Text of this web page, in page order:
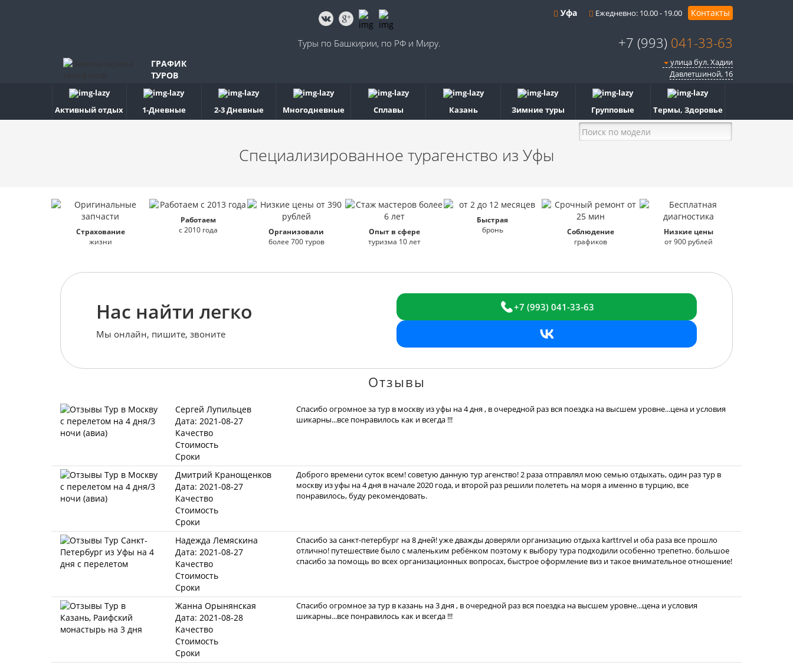
Уфа Ежедневно: 10.00 - 19.00 Контакты
Туры по Башкирии, по РФ и Миру. +7 (993) 041-33-63
ГРАФИК
ТУРОВ
улица бул. Хадии
Давлетшиной, 16
Активный отдых 1-Дневные 2-3 Дневные Многодневные Сплавы Казань Зимние туры Групповые Термы, Здоровье
Специализированное турагенство из Уфы
Страхование
жизни
Работаем
с 2010 года
Организовали
более 700 туров
Опыт в сфере
туризма 10 лет
Быстрая
бронь
Соблюдение
графиков
Низкие цены
от 900 рублей
Нас найти легко
Мы онлайн, пишите, звоните
+7 (993) 041-33-63
Отзывы
Сергей Лупильцев
Дата: 2021-08-27
Качество
Стоимость
Сроки
Спасибо огромное за тур в москву из уфы на 4 дня , в очередной раз вся поездка на высшем уровне...цена и условия
шикарны...все понравилось как и всегда !!!
Дмитрий Кранощенков
Дата: 2021-08-27
Качество
Стоимость
Сроки
Доброго времени суток всем! советую данную тур агенство! 2 раза отправлял мою семью отдыхать, один раз тур в
москву из уфы на 4 дня в начале 2020 года, и второй раз решили полететь на моря а именно в турцию, все
понравилось, буду рекомендовать.
Надежда Лемяскина
Дата: 2021-08-27
Качество
Стоимость
Сроки
Спасибо за санкт-петербург на 8 дней! уже дважды доверяли организацию отдыха karttrvel и оба раза все прошло
отлично! путешествие было с маленьким ребёнком поэтому к выбору тура подходили особенно трепетно. большое
спасибо за помощь во всех организационных вопросах, быстрое оформление виз и такое внимательное отношение!
Жанна Орынянская
Дата: 2021-08-28
Качество
Стоимость
Сроки
Спасибо огромное за тур в казань на 3 дня , в очередной раз вся поездка на высшем уровне...цена и условия
шикарны...все понравилось как и всегда !!!